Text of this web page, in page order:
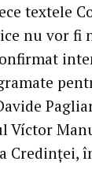
textele
nu vor fi
Víctor
Credinței,